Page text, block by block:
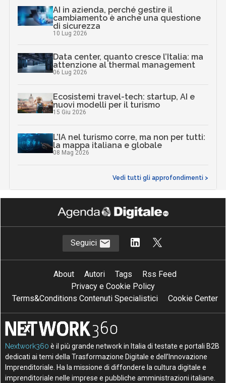
AI in azienda, perché gestire il
cambiamento è anche una questione
di sicurezza
10 Lug 2026
Data center, quanto cresce l’Italia: ma
attenzione al thermal management
06 Lug 2026
Ecosistemi travel-tech: startup, AI e
nuovi modelli per il turismo
15 Giu 2026
L’IA nel turismo corre, ma non per tutti:
la mappa italiana e globale
08 Mag 2026
Vedi tutti gli approfondimenti >
Seguici
About Autori Tags
Rss Feed
Privacy e Cookie Policy
Terms&Conditions Contenuti Specialistici
Cookie Center
Nextwork360 è il più grande network in Italia di testate e portali B2B
dedicati ai temi della Trasformazione Digitale e dell’Innovazione
Imprenditoriale. Ha la missione di diffondere la cultura digitale e
imprenditoriale nelle imprese e pubbliche amministrazioni italiane.